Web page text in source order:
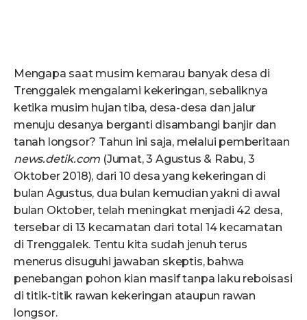
Mengapa saat musim kemarau banyak desa di
Trenggalek mengalami kekeringan, sebaliknya
ketika musim hujan tiba, desa-desa dan jalur
menuju desanya berganti disambangi banjir dan
tanah longsor? Tahun ini saja, melalui pemberitaan
news.detik.com (Jumat, 3 Agustus & Rabu, 3
Oktober 2018), dari 10 desa yang kekeringan di
bulan Agustus, dua bulan kemudian yakni di awal
bulan Oktober, telah meningkat menjadi 42 desa,
tersebar di 13 kecamatan dari total 14 kecamatan
di Trenggalek. Tentu kita sudah jenuh terus
menerus disuguhi jawaban skeptis, bahwa
penebangan pohon kian masif tanpa laku reboisasi
di titik-titik rawan kekeringan ataupun rawan
longsor.